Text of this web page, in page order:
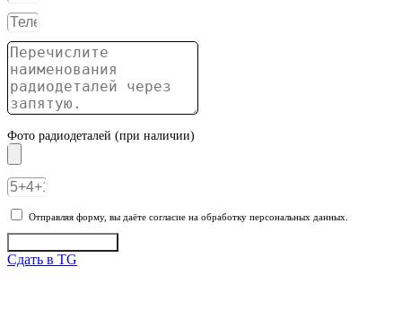
Фото радиодеталей (при наличии)
Отправляя форму, вы даёте согласие на обработку персональных данных.
Сдать в TG